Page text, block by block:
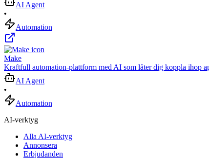
AI Agent
•
Automation
Make
Kraftfull automation-plattform med AI som låter dig koppla ihop
AI Agent
•
Automation
AI-verktyg
Alla AI-verktyg
Annonsera
Erbjudanden